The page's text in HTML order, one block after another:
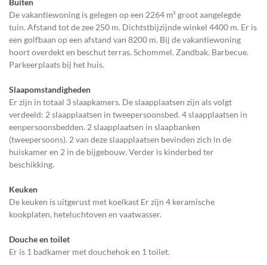
De vakantiewoning is gelegen op een 2264 m² groot aangelegde
tuin. Afstand tot de zee 250 m. Dichtstbijzijnde winkel 4400 m. Er is
een golfbaan op een afstand van 8200 m. Bij de vakantiewoning
hoort overdekt en beschut terras. Schommel. Zandbak. Barbecue.
Parkeerplaats bij het huis.
Slaapomstandigheden
Er zijn in totaal 3 slaapkamers. De slaapplaatsen zijn als volgt
verdeeld: 2 slaapplaatsen in tweepersoonsbed. 4 slaapplaatsen in
eenpersoonsbedden. 2 slaapplaatsen in slaapbanken
(tweepersoons). 2 van deze slaapplaatsen bevinden zich in de
huiskamer en 2 in de bijgebouw. Verder is kinderbed ter
beschikking.
Keuken
De keuken is uitgerust met koelkast Er zijn 4 keramische
kookplaten, heteluchtoven en vaatwasser.
Douche en toilet
Er is 1 badkamer met douchehok en 1 toilet.